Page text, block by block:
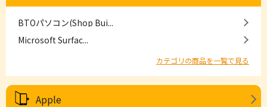
BTOパソコン(Shop Bui...
Microsoft Surfac...
カテゴリの商品を一覧で見る
Apple